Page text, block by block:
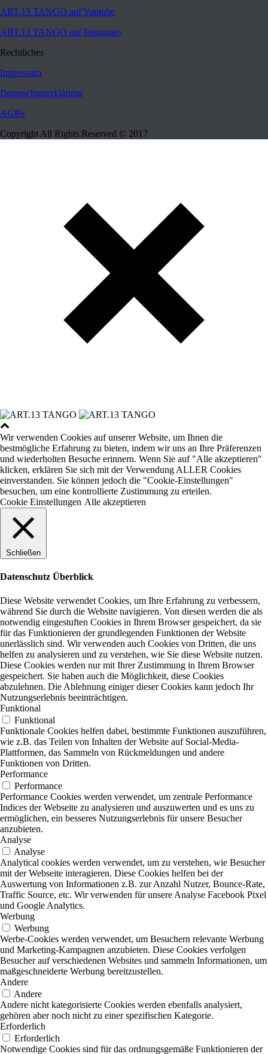
ART.13 TANGO auf Youtube
ART.13 TANGO auf Instagram
Rechtliches
Impressum
Datenschutzerklärung
AGBs
Copyright All Rights Reserved © 2017
Wir verwenden Cookies auf unserer Website, um Ihnen die
bestmögliche Erfahrung zu bieten, indem wir uns an Ihre Präferenzen
und wiederholten Besuche erinnern. Wenn Sie auf "Alle akzeptieren"
klicken, erklären Sie sich mit der Verwendung ALLER Cookies
einverstanden. Sie können jedoch die "Cookie-Einstellungen"
besuchen, um eine kontrollierte Zustimmung zu erteilen.
Cookie Einstellungen Alle akzeptieren
Schließen
Datenschutz Überblick
Diese Website verwendet Cookies, um Ihre Erfahrung zu verbessern,
während Sie durch die Website navigieren. Von diesen werden die als
notwendig eingestuften Cookies in Ihrem Browser gespeichert, da sie
für das Funktionieren der grundlegenden Funktionen der Website
unerlässlich sind. Wir verwenden auch Cookies von Dritten, die uns
helfen zu analysieren und zu verstehen, wie Sie diese Website nutzen.
Diese Cookies werden nur mit Ihrer Zustimmung in Ihrem Browser
gespeichert. Sie haben auch die Möglichkeit, diese Cookies
abzulehnen. Die Ablehnung einiger dieser Cookies kann jedoch Ihr
Nutzungserlebnis beeinträchtigen.
Funktional
Funktional
Funktionale Cookies helfen dabei, bestimmte Funktionen auszuführen,
wie z.B. das Teilen von Inhalten der Website auf Social-Media-
Plattformen, das Sammeln von Rückmeldungen und andere
Funktionen von Dritten.
Performance
Performance
Performance Cookies werden verwendet, um zentrale Performance
Indices der Webseite zu analysieren und auszuwerten und es uns zu
ermöglichen, ein besseres Nutzungserlebnis für unsere Besucher
anzubieten.
Analyse
Analyse
Analytical cookies werden verwendet, um zu verstehen, wie Besucher
mit der Webseite interagieren. Diese Cookies helfen bei der
Auswertung von Informationen z.B. zur Anzahl Nutzer, Bounce-Rate,
Traffic Source, etc. Wir verwenden für unsere Analyse Facebook Pixel
und Google Analytics.
Werbung
Werbung
Werbe-Cookies werden verwendet, um Besuchern relevante Werbung
und Marketing-Kampagnen anzubieten. Diese Cookies verfolgen
Besucher auf verschiedenen Websites und sammeln Informationen, um
maßgeschneiderte Werbung bereitzustellen.
Andere
Andere
Andere nicht kategorisierte Cookies werden ebenfalls analysiert,
gehören aber noch nicht zu einer spezifischen Kategorie.
Erforderlich
Erforderlich
Notwendige Cookies sind für das ordnungsgemäße Funktionieren der